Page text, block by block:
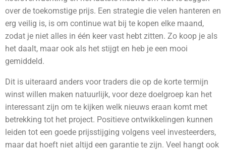
over de toekomstige prijs. Een strategie die velen hanteren en
erg veilig is, is om continue wat bij te kopen elke maand,
zodat je niet alles in één keer vast hebt zitten. Zo koop je als
het daalt, maar ook als het stijgt en heb je een mooi
gemiddeld.
Dit is uiteraard anders voor traders die op de korte termijn
winst willen maken natuurlijk, voor deze doelgroep kan het
interessant zijn om te kijken welk nieuws eraan komt met
betrekking tot het project. Positieve ontwikkelingen kunnen
leiden tot een goede prijsstijging volgens veel investeerders,
maar dat hoeft niet altijd een garantie te zijn. Veel hangt ook